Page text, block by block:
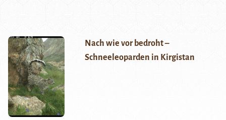
Nach wie vor bedroht –
Schneeleoparden in Kirgistan